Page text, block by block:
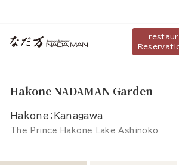
content
Hakone NADAMAN Garden
Hakone：Kanagawa
The Prince Hakone Lake Ashinoko